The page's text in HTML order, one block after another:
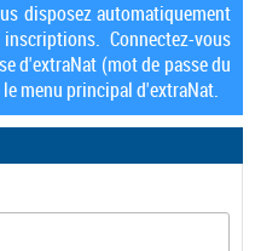
disposez automatiquement
Connectez-vous
d'extraNat (mot de passe du
menu principal d'extraNat.